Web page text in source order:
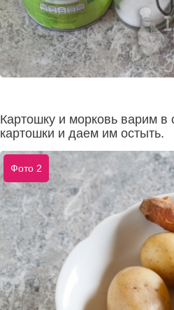
Картошку и морковь варим в
картошки и даем им остыть.
Фото 2